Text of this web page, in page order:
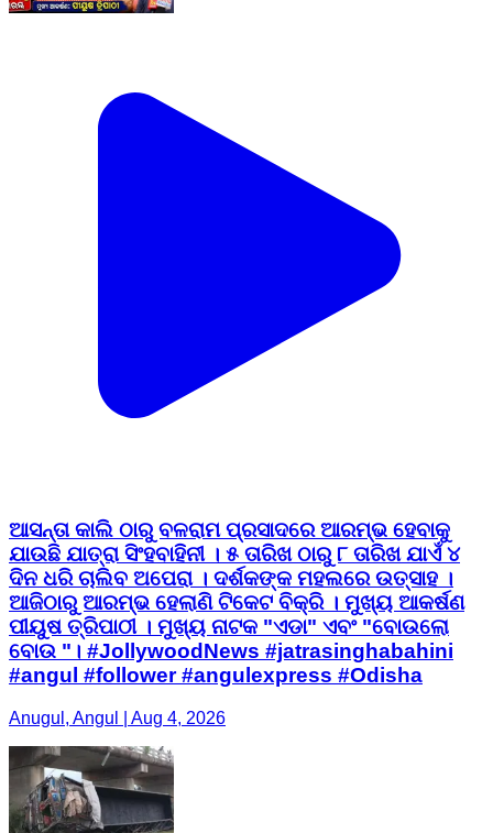
ଆସନ୍ତା କାଲି ଠାରୁ ବଳରାମ ପ୍ରସାଦରେ ଆରମ୍ଭ ହେବାକୁ
ଯାଉଛି ଯାତ୍ରା ସିଂହବାହିନୀ । ୫ ତାରିଖ ଠାରୁ ୮ ତାରିଖ ଯାଏଁ ୪
ଦିନ ଧରି ଚାଲିବ ଅପେରା । ଦର୍ଶକଙ୍କ ମହଲରେ ଉତ୍ସାହ ।
ଆଜିଠାରୁ ଆରମ୍ଭ ହେଲାଣି ଟିକେଟ ବିକ୍ରି । ମୁଖ୍ୟ ଆକର୍ଷଣ
ପୀୟୁଷ ତ୍ରିପାଠୀ । ମୁଖ୍ୟ ନାଟକ "ଏଡା" ଏବଂ "ବୋଉଲୋ
ବୋଉ "। #JollywoodNews #jatrasinghabahini
#angul #follower #angulexpress #Odisha
Anugul, Angul | Aug 4, 2026